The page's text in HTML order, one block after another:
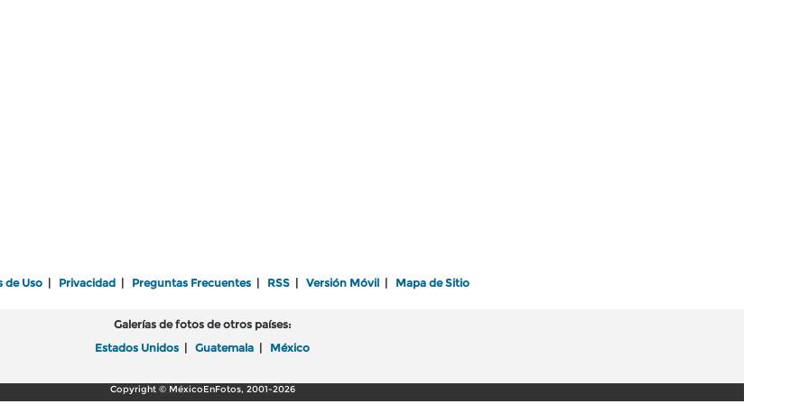
de Uso Privacidad Preguntas Frecuentes RSS Versión Móvil Mapa de Sitio
Galerías de fotos de otros países:
Estados Unidos
Guatemala México
Copyright © MéxicoEnFotos, 2001-2026